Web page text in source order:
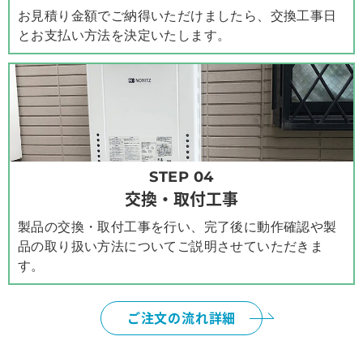
お見積り金額でご納得いただけましたら、交換工事日
とお支払い方法を決定いたします。
STEP 04
交換・取付工事
製品の交換・取付工事を行い、完了後に動作確認や製
品の取り扱い方法についてご説明させていただきま
す。
ご注文の流れ詳細